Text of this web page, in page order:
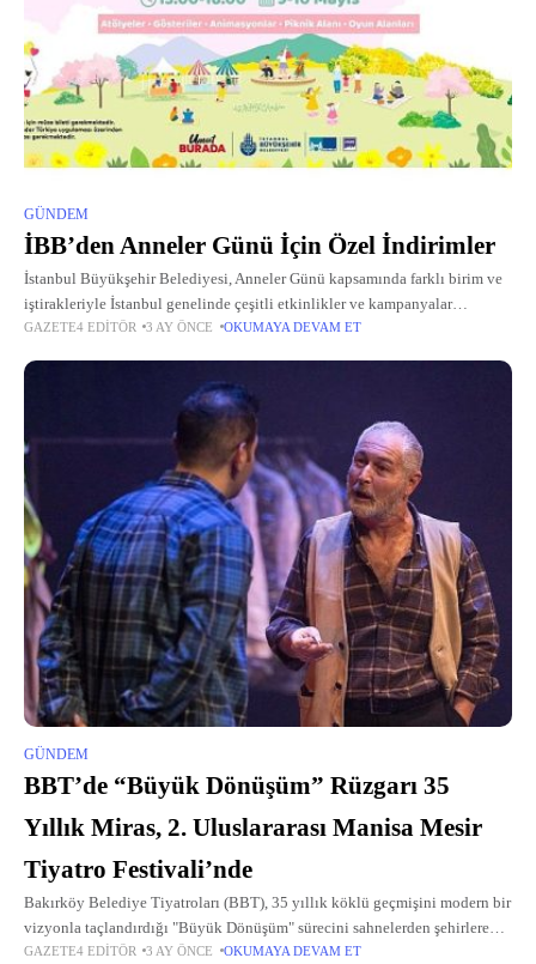
GÜNDEM
İBB’den Anneler Günü İçin Özel İndirimler
İstanbul Büyükşehir Belediyesi, Anneler Günü kapsamında farklı birim ve
iştirakleriyle İstanbul genelinde çeşitli etkinlikler ve kampanyalar
düzenleyecek.
GAZETE4 EDITÖR 3 AY ÖNCE OKUMAYA DEVAM ET
GÜNDEM
BBT’de “Büyük Dönüşüm” Rüzgarı 35
Yıllık Miras, 2. Uluslararası Manisa Mesir
Tiyatro Festivali’nde
Bakırköy Belediye Tiyatroları (BBT), 35 yıllık köklü geçmişini modern bir
vizyonla taçlandırdığı "Büyük Dönüşüm" sürecini sahnelerden şehirlere
taşıyor.
GAZETE4 EDITÖR 3 AY ÖNCE OKUMAYA DEVAM ET